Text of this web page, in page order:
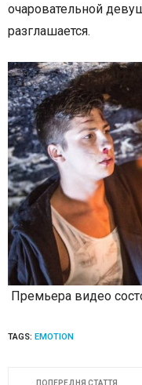
очаровательной
разглашается.
Премьера видео
TAGS: EMOTION